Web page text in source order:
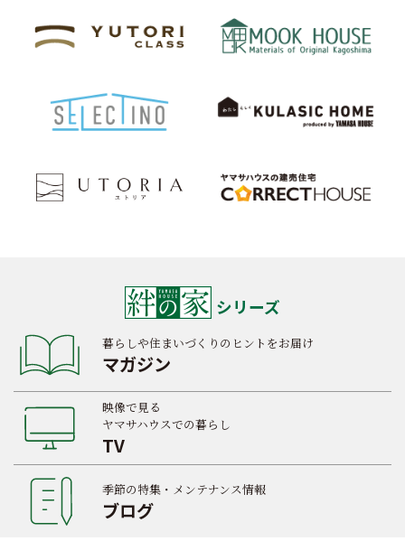
シリーズ
暮らしや住まいづくりのヒントをお届け
マガジン
映像で見る
ヤマサハウスでの暮らし
TV
季節の特集・メンテナンス情報
ブログ